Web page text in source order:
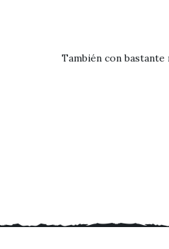
También con